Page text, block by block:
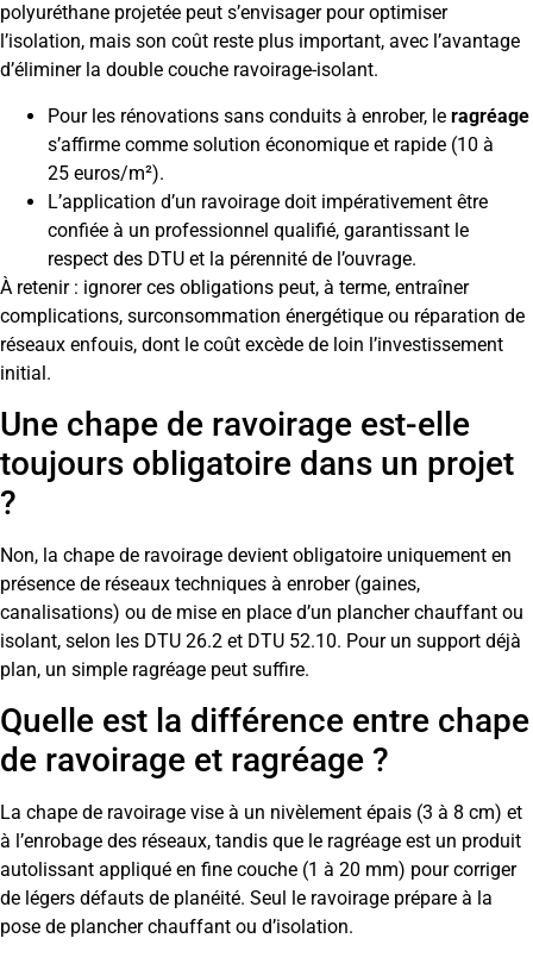
polyuréthane projetée peut s’envisager pour optimiser
l’isolation, mais son coût reste plus important, avec l’avantage
d’éliminer la double couche ravoirage-isolant.
Pour les rénovations sans conduits à enrober, le ragréage
s’affirme comme solution économique et rapide (10 à
25 euros/m²).
L’application d’un ravoirage doit impérativement être
confiée à un professionnel qualifié, garantissant le
respect des DTU et la pérennité de l’ouvrage.
À retenir : ignorer ces obligations peut, à terme, entraîner
complications, surconsommation énergétique ou réparation de
réseaux enfouis, dont le coût excède de loin l’investissement
initial.
Une chape de ravoirage est-elle
toujours obligatoire dans un projet
?
Non, la chape de ravoirage devient obligatoire uniquement en
présence de réseaux techniques à enrober (gaines,
canalisations) ou de mise en place d’un plancher chauffant ou
isolant, selon les DTU 26.2 et DTU 52.10. Pour un support déjà
plan, un simple ragréage peut suffire.
Quelle est la différence entre chape
de ravoirage et ragréage ?
La chape de ravoirage vise à un nivèlement épais (3 à 8 cm) et
à l’enrobage des réseaux, tandis que le ragréage est un produit
autolissant appliqué en fine couche (1 à 20 mm) pour corriger
de légers défauts de planéité. Seul le ravoirage prépare à la
pose de plancher chauffant ou d’isolation.